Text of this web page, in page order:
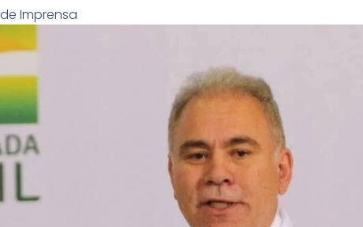
Imprensa